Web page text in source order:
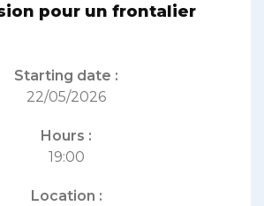
pour un frontalier
Starting date :
22/05/2026
Hours :
19:00
Location :